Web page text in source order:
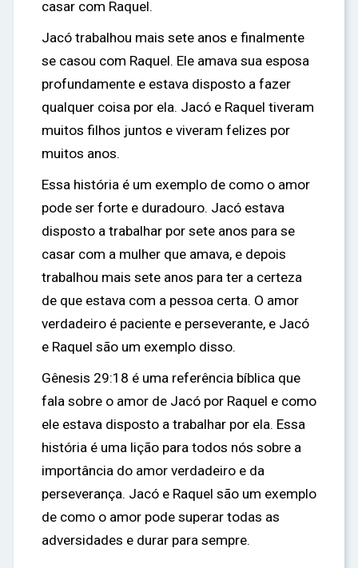
casar com Raquel.
Jacó trabalhou mais sete anos e finalmente
se casou com Raquel. Ele amava sua esposa
profundamente e estava disposto a fazer
qualquer coisa por ela. Jacó e Raquel tiveram
muitos filhos juntos e viveram felizes por
muitos anos.
Essa história é um exemplo de como o amor
pode ser forte e duradouro. Jacó estava
disposto a trabalhar por sete anos para se
casar com a mulher que amava, e depois
trabalhou mais sete anos para ter a certeza
de que estava com a pessoa certa. O amor
verdadeiro é paciente e perseverante, e Jacó
e Raquel são um exemplo disso.
Gênesis 29:18 é uma referência bíblica que
fala sobre o amor de Jacó por Raquel e como
ele estava disposto a trabalhar por ela. Essa
história é uma lição para todos nós sobre a
importância do amor verdadeiro e da
perseverança. Jacó e Raquel são um exemplo
de como o amor pode superar todas as
adversidades e durar para sempre.